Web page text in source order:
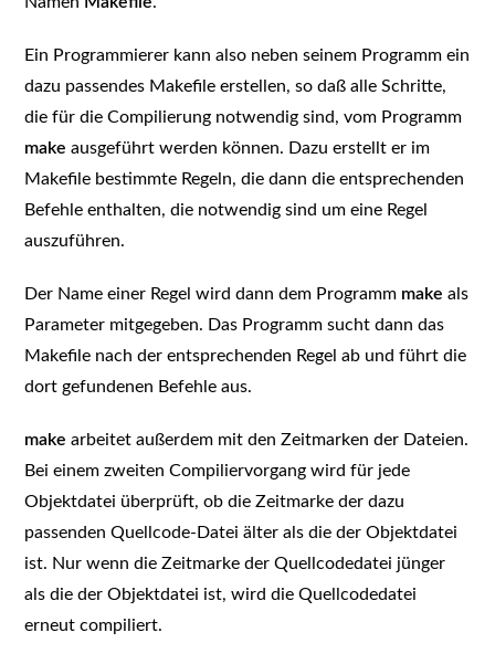
Ein Programmierer kann also neben seinem Programm ein
dazu passendes Makefile erstellen, so daß alle Schritte,
die für die Compilierung notwendig sind, vom Programm
make ausgeführt werden können. Dazu erstellt er im
Makefile bestimmte Regeln, die dann die entsprechenden
Befehle enthalten, die notwendig sind um eine Regel
auszuführen.
Der Name einer Regel wird dann dem Programm make als
Parameter mitgegeben. Das Programm sucht dann das
Makefile nach der entsprechenden Regel ab und führt die
dort gefundenen Befehle aus.
make arbeitet außerdem mit den Zeitmarken der Dateien.
Bei einem zweiten Compiliervorgang wird für jede
Objektdatei überprüft, ob die Zeitmarke der dazu
passenden Quellcode-Datei älter als die der Objektdatei
ist. Nur wenn die Zeitmarke der Quellcodedatei jünger
als die der Objektdatei ist, wird die Quellcodedatei
erneut compiliert.